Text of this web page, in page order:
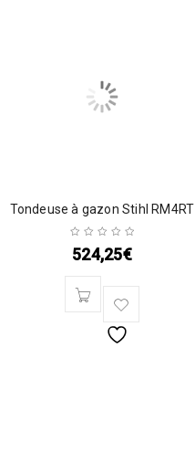
Tondeuse à gazon Stihl RM4RT
524,25€